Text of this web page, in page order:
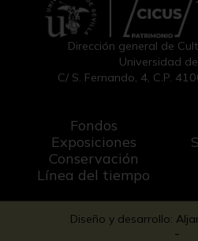
Dirección general de
Universidad
C/ S. Fernando, 4, C.P.
Fondos
Exposiciones
Conservación
Línea del tiempo
Diseño y desarrollo:
-